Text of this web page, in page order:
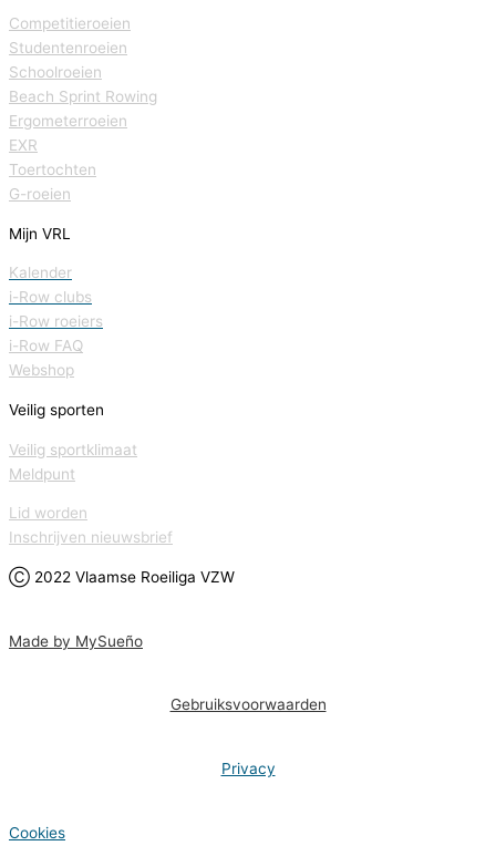
Competitieroeien
Studentenroeien
Schoolroeien
Beach Sprint Rowing
Ergometerroeien
EXR
Toertochten
G-roeien
Mijn VRL
Kalender
i-Row clubs
i-Row roeiers
i-Row FAQ
Webshop
Veilig sporten
Veilig sportklimaat
Meldpunt
Lid worden
Inschrijven nieuwsbrief
Ⓒ 2022 Vlaamse Roeiliga VZW
Made by MySueño
Gebruiksvoorwaarden
Privacy
Cookies